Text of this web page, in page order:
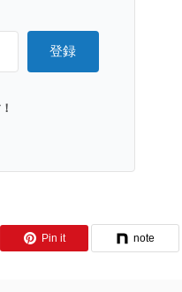
登録
Pin it note